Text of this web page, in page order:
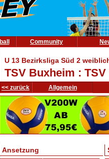
Community
U 13 Bezirksliga Süd 2
TSV Buxheim :
<< zurück Allgemein
Ansetzung